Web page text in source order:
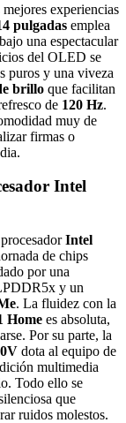
experiencias
pulgadas emplea
bajo una espectacular
del OLED se
puros y una viveza
brillo que facilitan
de 120 Hz.
muy de
firmas o
Intel
Intel
de chips
por una
y un
. La fluidez con la
Home es absoluta,
Por su parte, la
dota al equipo de
multimedia
Todo ello se
que
ruidos molestos.